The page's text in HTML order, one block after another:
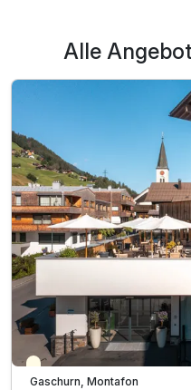
Alle
Teilweise ausgelastet
Gaschurn, Montafon